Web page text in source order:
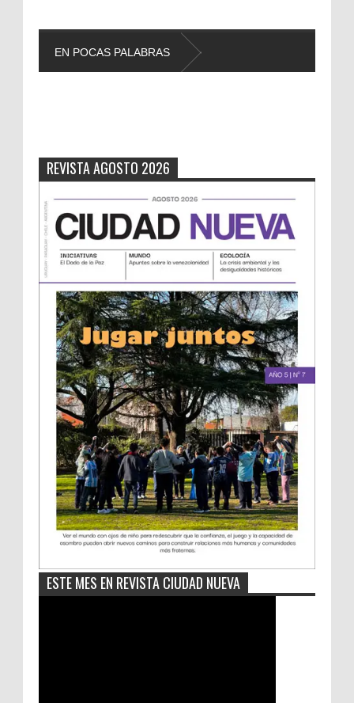
EN POCAS PALABRAS
REVISTA AGOSTO 2026
ESTE MES EN REVISTA CIUDAD NUEVA